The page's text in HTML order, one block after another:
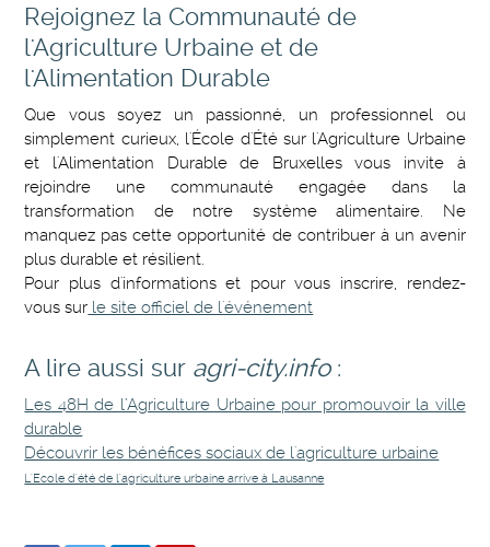
Rejoignez la Communauté de
l'Agriculture Urbaine et de
l'Alimentation Durable
Que vous soyez un passionné, un professionnel ou
simplement curieux, l'École d'Été sur l'Agriculture Urbaine
et l'Alimentation Durable de Bruxelles vous invite à
rejoindre une communauté engagée dans la
transformation de notre système alimentaire. Ne
manquez pas cette opportunité de contribuer à un avenir
plus durable et résilient.
Pour plus d'informations et pour vous inscrire, rendez-
vous sur le site officiel de l'événement
A lire aussi sur agri-city.info:
Les 48H de l’Agriculture Urbaine pour promouvoir la ville
durable
Découvrir les bénéfices sociaux de l'agriculture urbaine
L'Ecole d'été de l'agriculture urbaine arrive à Lausanne